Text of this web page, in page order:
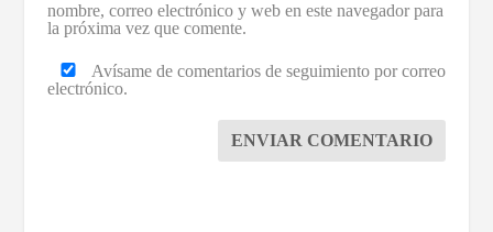
nombre, correo electrónico y web en este navegador para
la próxima vez que comente.
Avísame de comentarios de seguimiento por correo
electrónico.
ENVIAR COMENTARIO